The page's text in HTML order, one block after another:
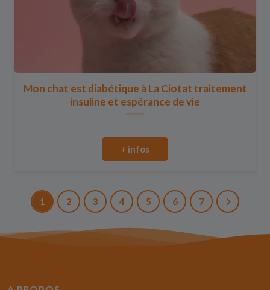
Mon chat est diabétique à La Ciotat traitement
insuline et espérance de vie
+ infos
1 2 3 4 5 6 7